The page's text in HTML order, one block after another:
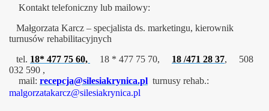
Kontakt telefoniczny lub mailowy:
Małgorzata Karcz – specjalista ds. marketingu, kierownik
turnusów rehabilitacyjnych
tel. 18* 477 75 60, 18 * 477 75 70, 18 /471 28 37, 508
032 590 ,
mail: recepcja@silesiakrynica.pl turnusy rehab.:
malgorzatakarcz@silesiakrynica.pl